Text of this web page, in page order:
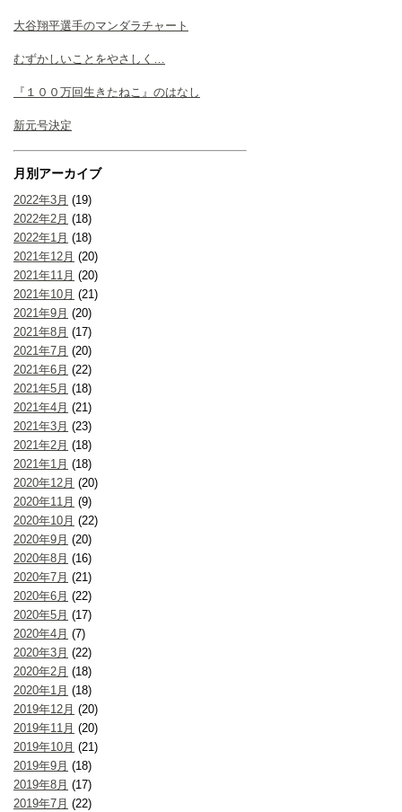
大谷翔平選手のマンダラチャート
むずかしいことをやさしく…
『１００万回生きたねこ』のはなし
新元号決定
月別アーカイブ
2022年3月 (19)
2022年2月 (18)
2022年1月 (18)
2021年12月 (20)
2021年11月 (20)
2021年10月 (21)
2021年9月 (20)
2021年8月 (17)
2021年7月 (20)
2021年6月 (22)
2021年5月 (18)
2021年4月 (21)
2021年3月 (23)
2021年2月 (18)
2021年1月 (18)
2020年12月 (20)
2020年11月 (9)
2020年10月 (22)
2020年9月 (20)
2020年8月 (16)
2020年7月 (21)
2020年6月 (22)
2020年5月 (17)
2020年4月 (7)
2020年3月 (22)
2020年2月 (18)
2020年1月 (18)
2019年12月 (20)
2019年11月 (20)
2019年10月 (21)
2019年9月 (18)
2019年8月 (17)
2019年7月 (22)